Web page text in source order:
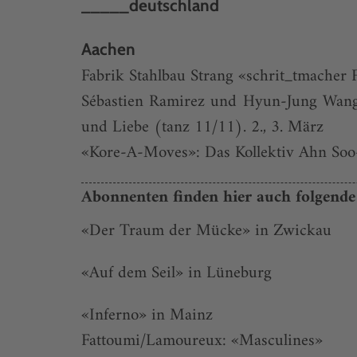
_____deutschland
Aachen
Fabrik Stahlbau Strang
Sébastien Ramirez und Hyun-Jung
und Liebe (tanz 11/11). 2., 3. März
«Kore-A-Moves»: Das Kollektiv Ahn
Abonnenten finden hier auch
«Der Traum der Mücke» in Zwickau
«Auf dem Seil» in Lüneburg
«Inferno» in Mainz
Fattoumi/Lamoureux: «Masculines»